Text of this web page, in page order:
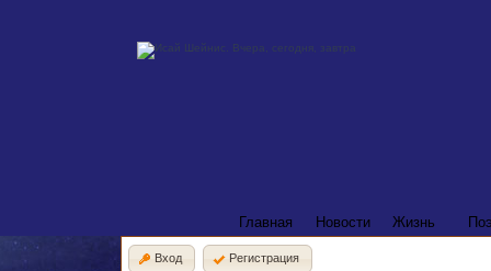
Главная Новости Жизнь
Вход
Регистрация